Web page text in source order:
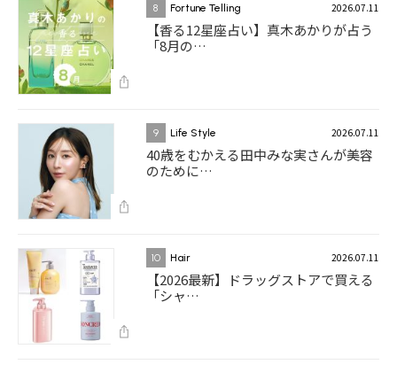
8 Fortune Telling 2026.07.11
【香る12星座占い】真木あかりが占う
「8月の…
9 Life Style 2026.07.11
40歳をむかえる田中みな実さんが美容
のために…
10 Hair 2026.07.11
【2026最新】ドラッグストアで買える
「シャ…